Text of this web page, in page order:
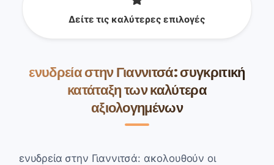
Δείτε τις καλύτερες επιλογές
ενυδρεία στην Γιαννιτσά: συγκριτική
κατάταξη των καλύτερα
αξιολογημένων
ενυδρεία στην Γιαννιτσά: ακολουθούν οι